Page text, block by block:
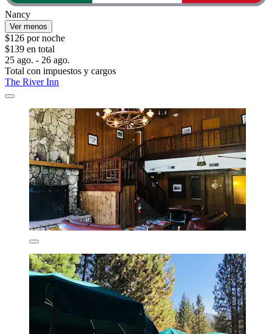
Nancy
Ver menos
$126 por noche
$139 en total
25 ago. - 26 ago.
Total con impuestos y cargos
The River Inn